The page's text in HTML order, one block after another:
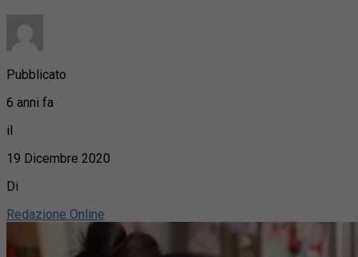
Pubblicato
6 anni fa
il
19 Dicembre 2020
Di
Redazione Online